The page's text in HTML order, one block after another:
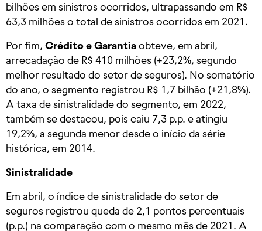
bilhões em sinistros ocorridos, ultrapassando em R$
63,3 milhões o total de sinistros ocorridos em 2021.
Por fim, Crédito e Garantiaobteve, em abril,
arrecadação de R$ 410 milhões (+23,2%, segundo
melhor resultado do setor de seguros). No somatório
do ano, o segmento registrou R$ 1,7 bilhão (+21,8%).
A taxa de sinistralidade do segmento, em 2022,
também se destacou, pois caiu 7,3 p.p. e atingiu
19,2%, a segunda menor desde o início da série
histórica, em 2014.
Sinistralidade
Em abril, o índice de sinistralidade do setor de
seguros registrou queda de 2,1 pontos percentuais
(p.p.) na comparação com o mesmo mês de 2021. A